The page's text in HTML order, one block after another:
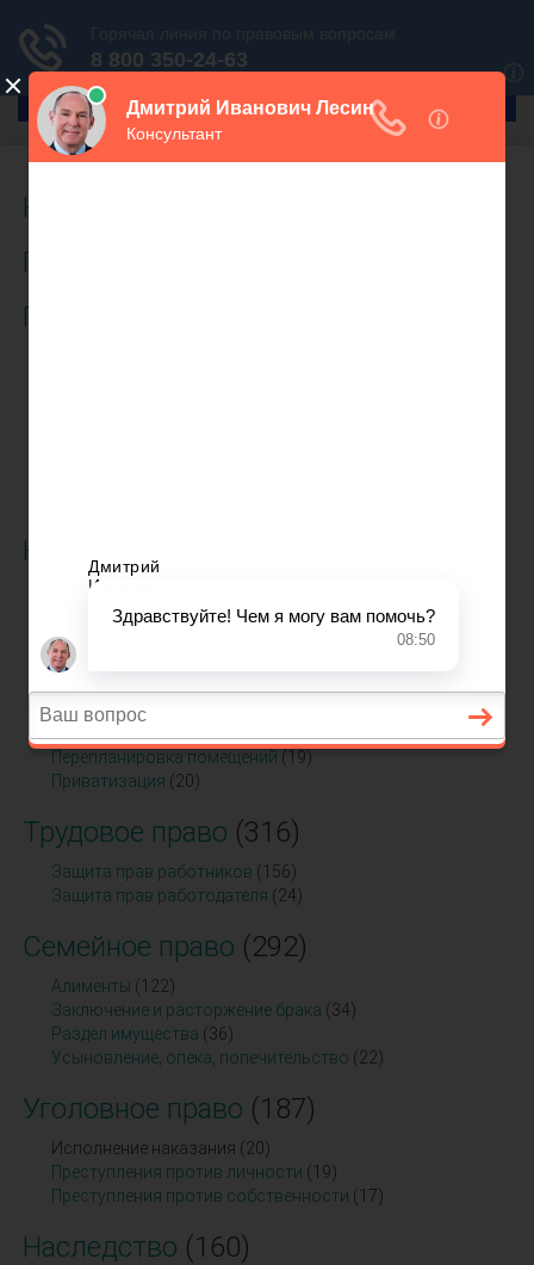
ГлавПрав
Налоговое право
Прочие вопросы
Гражданское право
Недвижимость
Долевое участие в строительстве
Жилищное право(128)
Земельное право
Ипотека
Оценка недвижимого имущества
(19)
Перепланировка помещений (19)
Приватизация (20)
Трудовое право (316)
Защита прав работников (156)
Защита прав работодателя (24)
Семейное право (292)
Алименты (122)
Заключение и расторжение брака (34)
Раздел имущества (36)
Усыновление, опека, попечительство (22)
Уголовное право (187)
Исполнение наказания (20)
Преступления против личности (19)
Преступления против собственности (17)
Наследство (160)